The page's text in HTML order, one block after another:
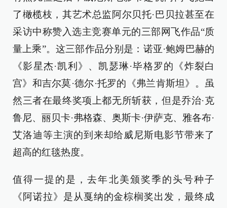
了橄榄枝，其艺术总监阿尔贝托·巴贝拉甚至在
采访中称赞入选主竞赛单元的三部网飞作品“质
量上乘”。这三部作品分别是：诺亚·鲍姆巴赫的
《影星杰·凯利》、凯瑟琳·毕格罗的《炸裂白
宫》和吉尔莫·德尔·托罗的《弗兰肯斯坦》。虽
然三者在最终奖项上都无所斩获，但是乔治·克
鲁尼、丽贝卡·弗格森、奥斯卡·伊萨克、雅各布·
艾洛迪等主演的到来却给威尼斯电影节带来了
超高的红毯热度。
值得一提的是，去年北美颁奖季的头号种子
《阿诺拉》是从戛纳的金棕榈奖出发，最终成